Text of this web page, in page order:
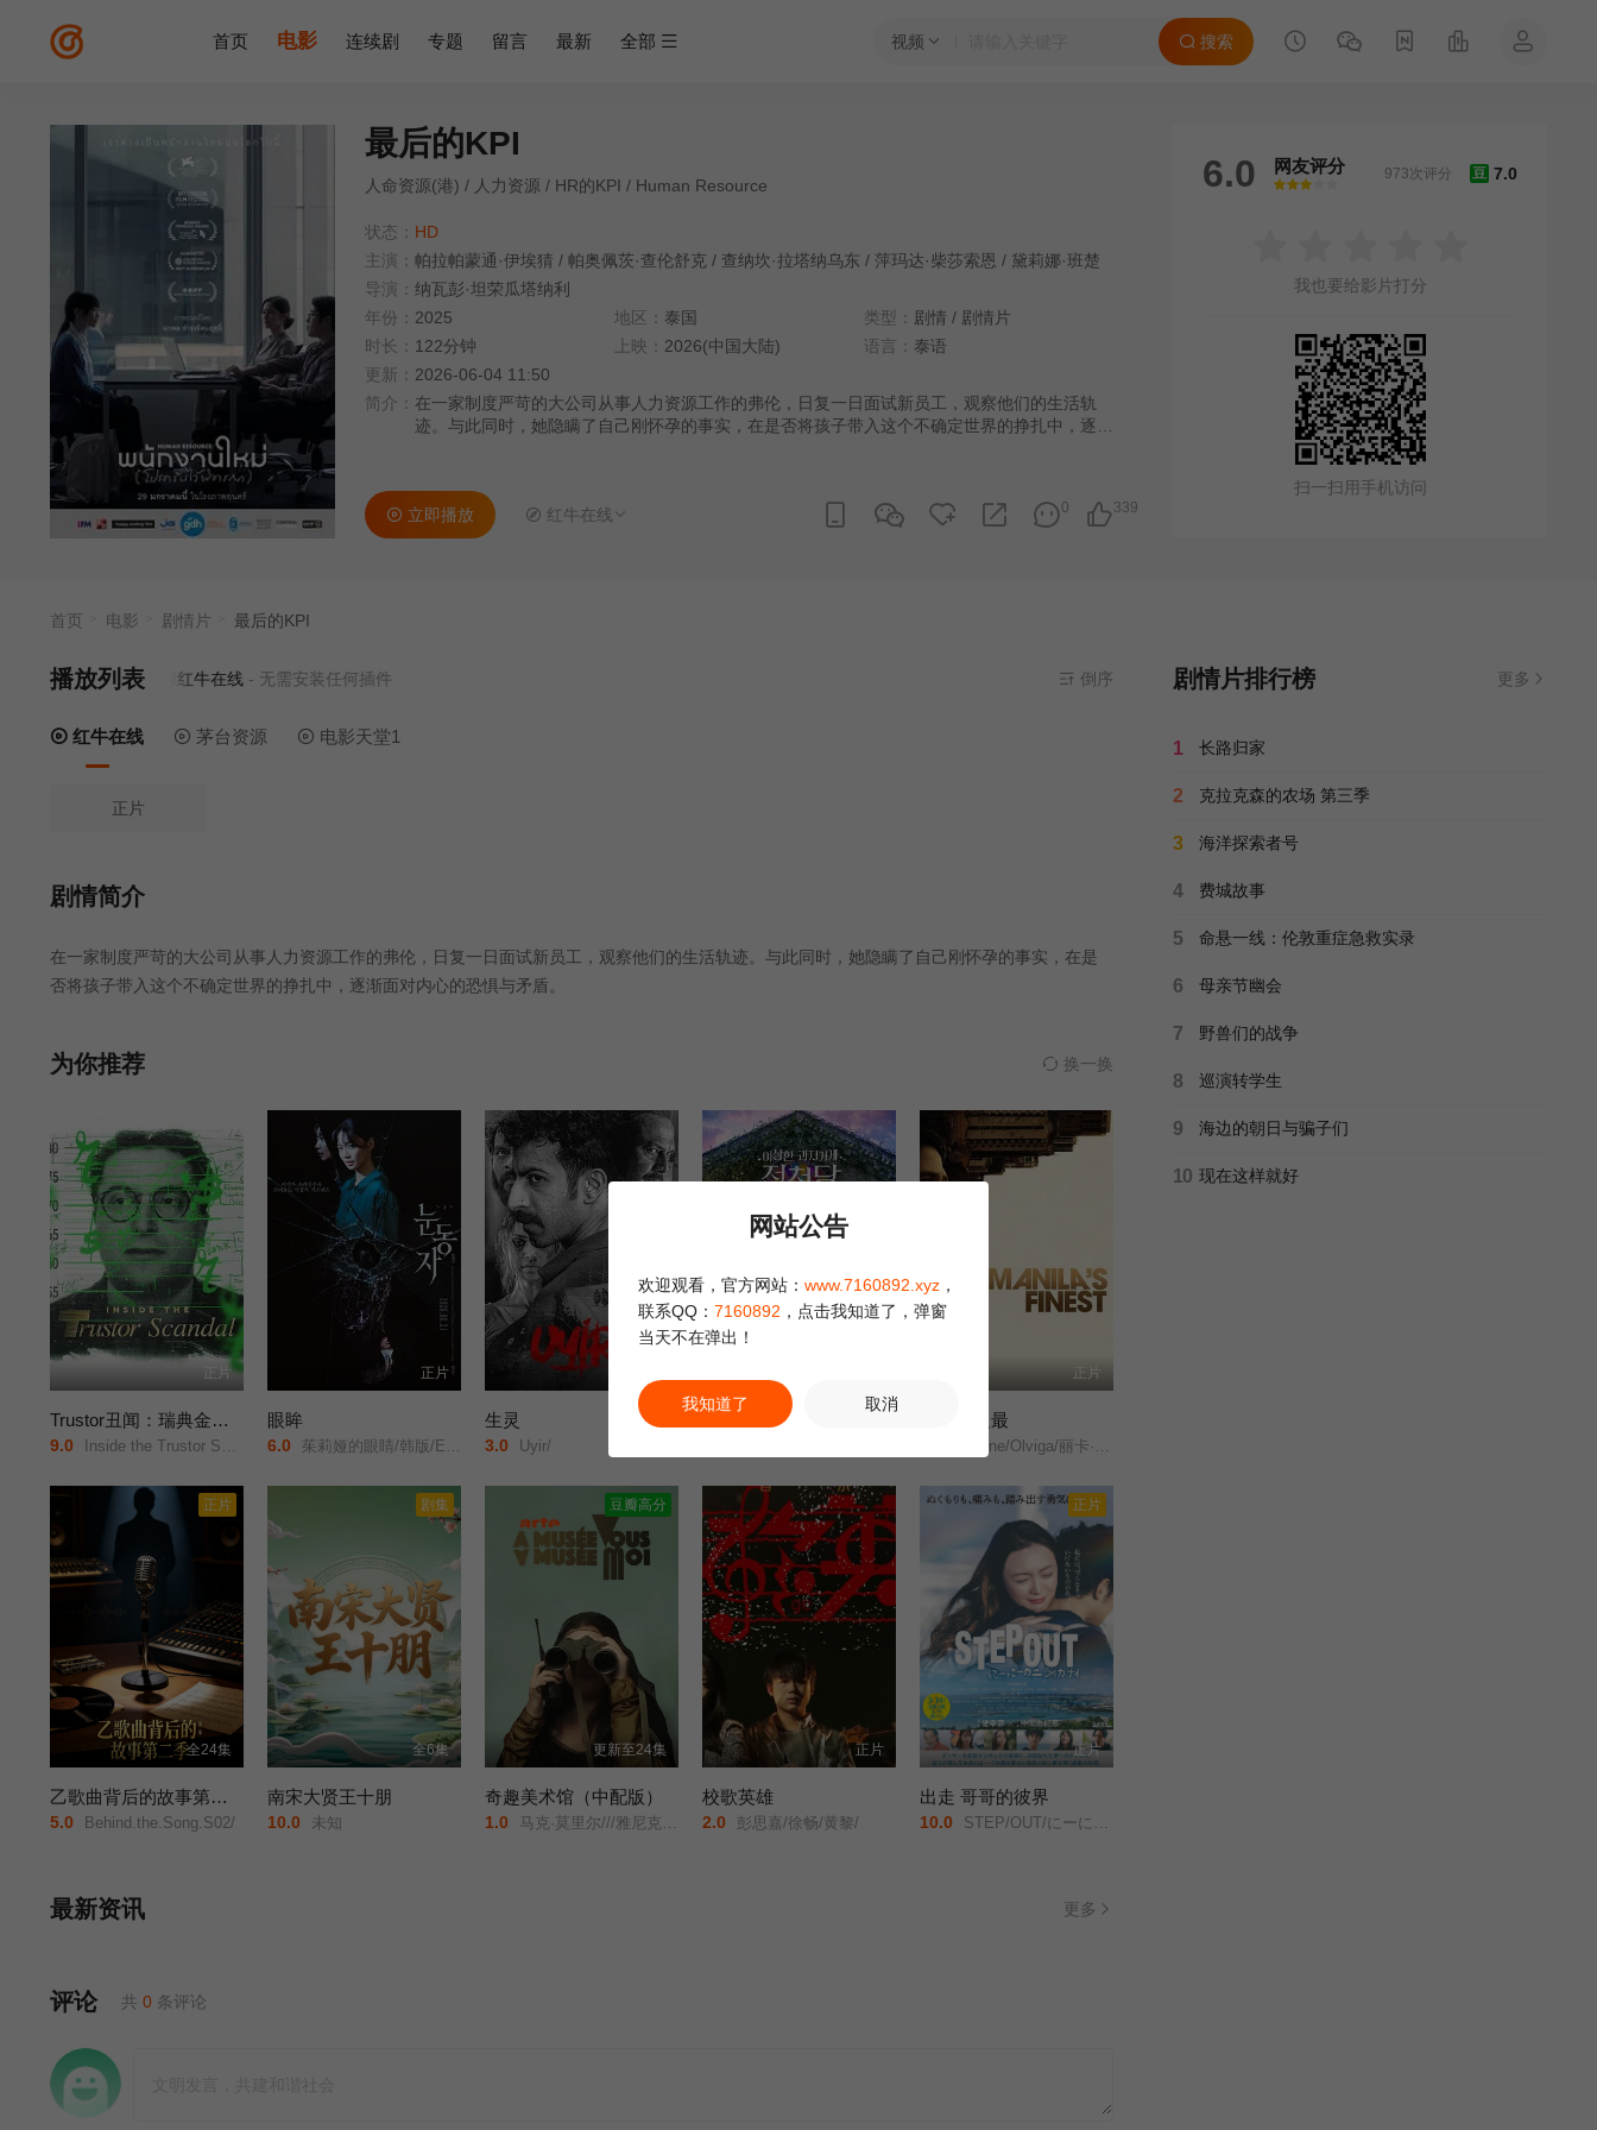
视频 搜索
首页 电影 连续剧 专题 留言 最新 全部
最后的KPI
人命资源(港) / 人力资源 / HR的KPI / Human Resource‎
状态： HD
主演： 帕拉帕蒙通·伊埃猜 / 帕奥佩茨·查伦舒克 / 查纳坎·拉塔纳乌东 / 萍玛达·柴莎索恩 / 黛莉娜·班楚
导演： 纳瓦彭·坦荣瓜塔纳利
年份： 2025 地区： 泰国 类型： 剧情 / 剧情片
时长： 122分钟 上映： 2026(中国大陆) 语言： 泰语
更新： 2026-06-04 11:50
简介： 在一家制度严苛的大公司从事人力资源工作的弗伦，日复一日面试新员工，观察他们的生活轨
迹。与此同时，她隐瞒了自己刚怀孕的事实，在是否将孩子带入这个不确定世界的挣扎中，逐渐
339
0
立即播放 红牛在线
6.0 网友评分
很差
较差还行推荐力荐
豆 7.0
973次评分
我也要给影片打分
扫一扫用手机访问
首页 电影 剧情片 最后的KPI
播放列表
当前资源来源红牛在线- 无需安装任何插件 倒序
红牛在线 茅台资源 电影天堂1
正片
剧情简介
在一家制度严苛的大公司从事人力资源工作的弗伦，日复一日面试新员工，观察他们的生活轨迹。与此同时，她隐瞒了自己刚怀孕的事实，在是
否将孩子带入这个不确定世界的挣扎中，逐渐面对内心的恐惧与矛盾。
为你推荐 换一换
正片
Trustor丑闻：瑞典金融案内幕
9.0 Inside the Trustor Scandal/Trustor/
正片
眼眸
6.0 茱莉娅的眼睛/韩版/Eyes/
生灵
3.0 Uyir/
奇怪的零食店钱天堂
正片
马尼拉之最
Ashtine/Olviga/丽卡·佩拉莱约/
正片
全24集
乙歌曲背后的故事第二季
5.0 Behind.the.Song.S02/
剧集
全6集
南宋大贤王十朋
10.0 未知
豆瓣高分
更新至24集
奇趣美术馆（中配版）
1.0 马克·莫里尔///雅尼克·洛朗//艾米琳·巴亚特//杰里米·布瓦罗///芭芭拉·博洛特纳/
正片
校歌英雄
2.0 彭思嘉/徐畅/黄黎/
正片
正片
出走 哥哥的彼界
10.0 STEP/OUT/にーにーのニライカナイ/
最新资讯 更多
评论 共 0 条评论
剧情片排行榜 更多
1 长路归家
2 克拉克森的农场 第三季
3 海洋探索者号
4 费城故事
5 命悬一线：伦敦重症急救实录
6 母亲节幽会
7 野兽们的战争
8 巡演转学生
9 海边的朝日与骗子们
10 现在这样就好
网站公告
欢迎观看，官方网站： www.7160892.xyz ，
联系QQ： 7160892 ，点击我知道了，弹窗
当天不在弹出！
我知道了 取消